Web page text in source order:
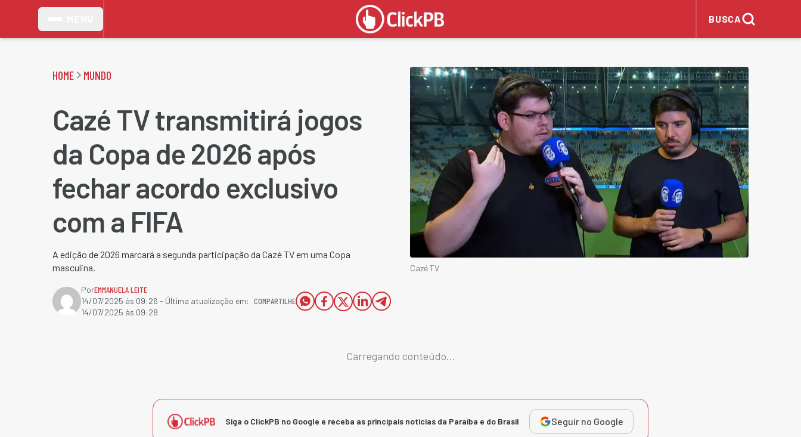
BUSCA
HOME MUNDO
Cazé TV transmitirá jogos
da Copa de 2026 após
fechar acordo exclusivo
com a FIFA
A edição de 2026 marcará a segunda participação da Cazé TV em uma Copa
masculina.
PorEMMANUELA LEITE
14/07/2025 às 09:26 - Última atualização em:
14/07/2025 às 09:28
COMPARTILHE
Cazé TV
Carregando conteúdo...
Siga o ClickPB no Google e receba as principais notícias da Paraíba e do Brasil Seguir no Google